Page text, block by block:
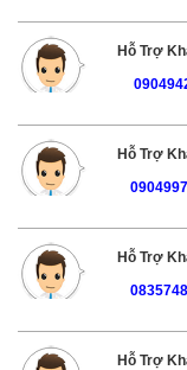
Hỗ Trợ
Hỗ Trợ
Hỗ Trợ
Hỗ Trợ